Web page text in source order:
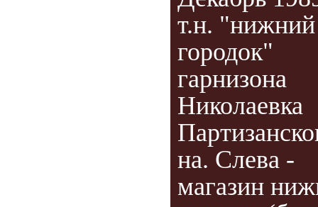
т.н. "нижний
городок"
гарнизона
Николаевка
на. Слева -
магазин